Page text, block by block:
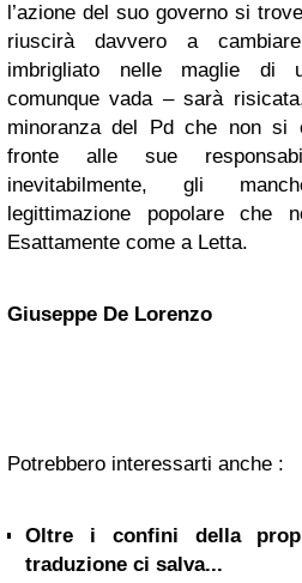
l’azione del suo governo si
riuscirà davvero a
imbrigliato nelle maglie di
comunque vada – sarà
minoranza del Pd che non si
fronte alle sue
inevitabilmente, gli
legittimazione popolare che
Esattamente come a Letta.
Giuseppe De Lorenzo
Potrebbero interessarti anche :
Oltre i confini della
traduzione ci salva...